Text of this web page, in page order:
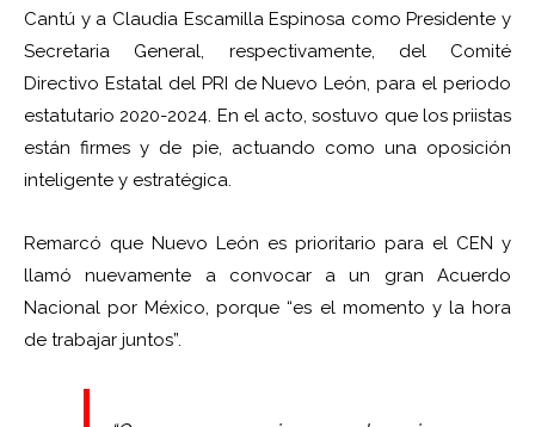
Cantú y a Claudia Escamilla Espinosa como Presidente y
Secretaria General, respectivamente, del Comité
Directivo Estatal del PRI de Nuevo León, para el periodo
estatutario 2020-2024. En el acto, sostuvo que los priistas
están firmes y de pie, actuando como una oposición
inteligente y estratégica.
Remarcó que Nuevo León es prioritario para el CEN y
llamó nuevamente a convocar a un gran Acuerdo
Nacional por México, porque “es el momento y la hora
de trabajar juntos”.